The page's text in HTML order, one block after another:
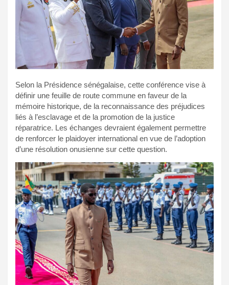
Selon la Présidence sénégalaise, cette conférence vise à
définir une feuille de route commune en faveur de la
mémoire historique, de la reconnaissance des préjudices
liés à l’esclavage et de la promotion de la justice
réparatrice. Les échanges devraient également permettre
de renforcer le plaidoyer international en vue de l’adoption
d’une résolution onusienne sur cette question.